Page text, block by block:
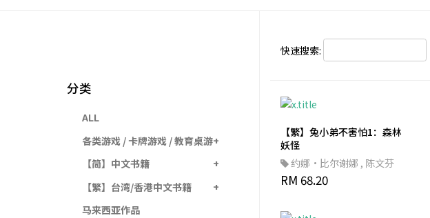
快速搜索:
【繁】兔小弟不害怕1：森林
妖怪
约娜·比尔谢娜 , 陈文芬
RM 68.20
分类
ALL
各类游戏 / 卡牌游戏 / 教育桌游
【简】中文书籍
【繁】台湾/香港中文书籍
马来西亚作品